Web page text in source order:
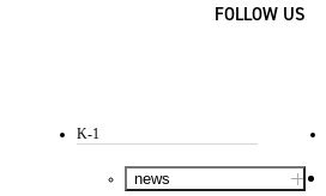
FOLLOW US
K-1
news